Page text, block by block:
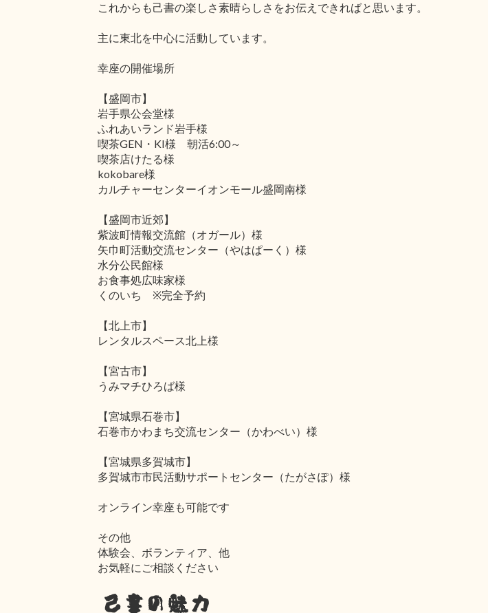
これからも己書の楽しさ素晴らしさをお伝えできればと思います。
主に東北を中心に活動しています。
幸座の開催場所
【盛岡市】
岩手県公会堂様
ふれあいランド岩手様
喫茶GEN・KI様 朝活6:00～
喫茶店けたる様
kokobare様
カルチャーセンターイオンモール盛岡南様
【盛岡市近郊】
紫波町情報交流館（オガール）様
矢巾町活動交流センター（やはぱーく）様
水分公民館様
お食事処広味家様
くのいち ※完全予約
【北上市】
レンタルスペース北上様
【宮古市】
うみマチひろば様
【宮城県石巻市】
石巻市かわまち交流センター（かわべい）様
【宮城県多賀城市】
多賀城市市民活動サポートセンター（たがさぽ）様
オンライン幸座も可能です
その他
体験会、ボランティア、他
お気軽にご相談ください
己書の魅力